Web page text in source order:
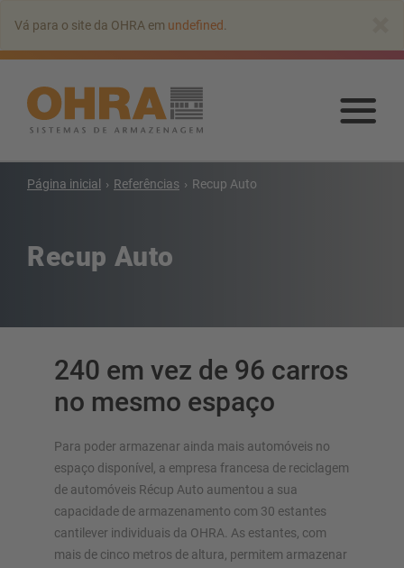
para
o
principal
Vá para o site da OHRA em undefined
Ir
o
Página inicial Referências Recup Auto
Recup Auto
240 em vez de 96 carros
no mesmo espaço
Para poder armazenar ainda mais automóveis no
espaço disponível, a empresa francesa de reciclagem
de automóveis Récup Auto aumentou a sua
capacidade de armazenamento com 30 estantes
cantilever individuais da OHRA. As estantes, com
mais de cinco metros de altura, permitem armazenar
Estantes Cantilever
Estante cantilever simple face
Estante cantilever de dupla face
Mais estantes cantilever
SISTEMAS DE ARMAZÉM
Estante para paletes